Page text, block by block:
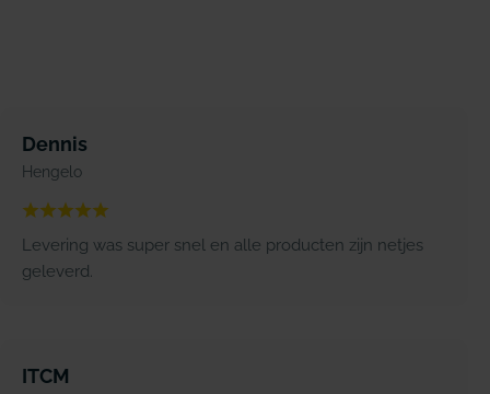
Dennis
Hengelo
Levering was super snel en alle producten zijn netjes
geleverd.
ITCM